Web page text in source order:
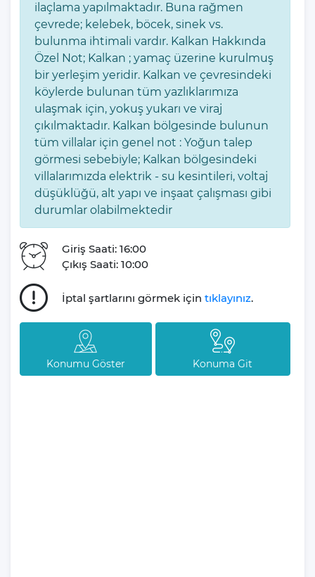
Villanın geniş ve korunaklı bahçesi, 9x4.5 metre boyutlarında bir
yüzme havuzu ve çocuklar için ideal, 4.5x2.5 metre boyutlarında
bir sığ havuz içermektedir. Bahçede, doğa manzarası eşliğinde
dinlenebileceğiniz bir hamak, eğlenceli vakit geçirebileceğiniz bir
salıncak, özel taş barbekü ve armut oturma takımı gibi olanaklar
sunulmaktadır. Villa Asaf, tam bir doğa kaçamağı sunarken,
konuklarına unutulmaz anlar yaşatmayı vaat ediyor.
İç mekanlarda, modern bir Amerikan mutfak ve rahat bir oturma
alanı bulunmaktadır. Mutfak, bulaşık makinesi, buzdolabı,
elektrikli su ısıtıcı, fırın, mikrodalga ve diğer temel mutfak
gereçleri ile donatılmıştır, yemek pişirme ve hazırlama işlemleri
için her türlü ihtiyaca cevap verebilecek şekilde tasarlanmıştır.
Salon alanı, uydu alıcı ve TV ile donatılmış, konforlu bir oturma
grubu ile tüm aile üyeleri veya arkadaş grupları için keyifli
toplanma alanları sunmaktadır.
Villa Asaf'ın sunduğu olanaklar arasında Wi-Fi internet erişimi,
ütü ve ütü masası, saç kurutma makinesi, çamaşır makinesi ve
elektrikli süpürge gibi ev konforunu artıran detaylar yer
almaktadır. Villa, konuklarına kendi evlerindeymiş gibi
hissettirecek şekilde her detayı düşünerek hazırlanmıştır.
ilaçlama yapılmaktadır. Buna rağmen
çevrede; kelebek, böcek, sinek vs.
bulunma ihtimali vardır. Kalkan Hakkında
Özel Not; Kalkan ; yamaç üzerine kurulmuş
bir yerleşim yeridir. Kalkan ve çevresindeki
köylerde bulunan tüm yazlıklarımıza
ulaşmak için, yokuş yukarı ve viraj
çıkılmaktadır. Kalkan bölgesinde bulunun
tüm villalar için genel not : Yoğun talep
görmesi sebebiyle; Kalkan bölgesindeki
villalarımızda elektrik - su kesintileri, voltaj
düşüklüğü, alt yapı ve inşaat çalışması gibi
durumlar olabilmektedir
Giriş Saati: 16:00
Çıkış Saati: 10:00
İptal şartlarını görmek için tıklayınız.
Konumu Göster Konuma Git